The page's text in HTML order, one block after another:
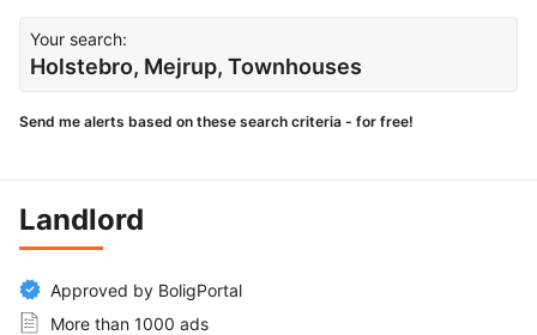
Your search:
Holstebro, Mejrup, Townhouses
Send me alerts based on these search criteria - for free!
Landlord
Approved by BoligPortal
More than 1000 ads